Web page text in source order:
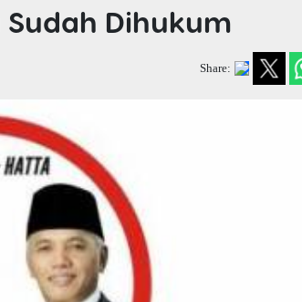
Sudah Dihukum
Share: